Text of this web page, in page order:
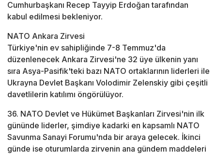
Cumhurbaşkanı Recep Tayyip Erdoğan tarafından
kabul edilmesi bekleniyor.
NATO Ankara Zirvesi
Türkiye'nin ev sahipliğinde 7-8 Temmuz'da
düzenlenecek Ankara Zirvesi'ne 32 üye ülkenin yanı
sıra Asya-Pasifik'teki bazı NATO ortaklarının liderleri ile
Ukrayna Devlet Başkanı Volodimir Zelenskiy gibi çeşitli
davetlilerin katılımı öngörülüyor.
36. NATO Devlet ve Hükümet Başkanları Zirvesi'nin ilk
gününde liderler, şimdiye kadarki en kapsamlı NATO
Savunma Sanayi Forumu'nda bir araya gelecek. İkinci
günde ise oturumlarda zirvenin ana gündem maddeleri